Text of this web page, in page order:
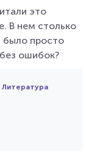
это
В нем столько
было просто
ошибок?
Литература